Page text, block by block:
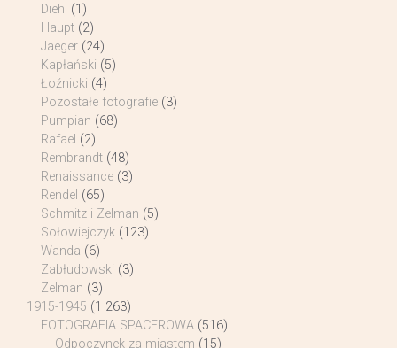
Diehl (1)
Haupt (2)
Jaeger (24)
Kapłański (5)
Łoźnicki (4)
Pozostałe fotografie (3)
Pumpian (68)
Rafael (2)
Rembrandt (48)
Renaissance (3)
Rendel (65)
Schmitz i Zelman (5)
Sołowiejczyk (123)
Wanda (6)
Zabłudowski (3)
Zelman (3)
1915-1945 (1 263)
FOTOGRAFIA SPACEROWA (516)
Odpoczynek za miastem (15)